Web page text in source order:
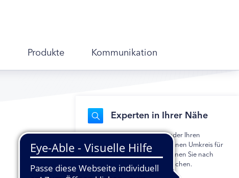
Produkte Kommunikation
Experten in Ihrer Nähe
Geben Sie Ihre Postleitzahl oder Ihren
Wohnort ein und legen Sie einen Umkreis für
die Suche fest. Alternativ können Sie nach
einem bestimmten Namen suchen.
Mehrfachauswahl möglich.